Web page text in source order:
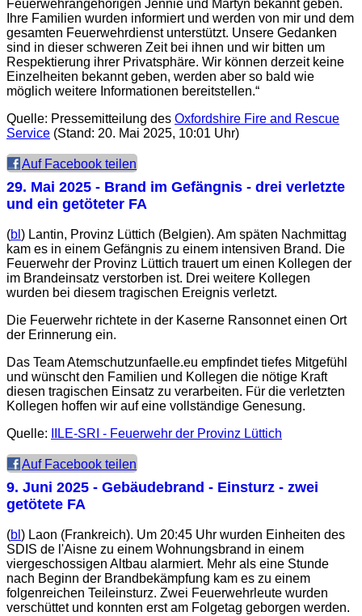
Feuerwehrangehörigen Jennie und Martyn bekannt geben.
Ihre Familien wurden informiert und werden von mir und dem
gesamten Feuerwehrdienst unterstützt. Unsere Gedanken
sind in dieser schweren Zeit bei ihnen und wir bitten um
Respektierung ihrer Privatsphäre. Wir können derzeit keine
Einzelheiten bekannt geben, werden aber so bald wie
möglich weitere Informationen bereitstellen.“
Quelle: Pressemitteilung des Oxfordshire Fire and Rescue
Service (Stand: 20. Mai 2025, 10:01 Uhr)
Auf Facebook teilen
29. Mai 2025 - Brand im Gefängnis - drei verletzte
und ein getöteter FA
(bl ) Lantin, Provinz Lüttich (Belgien). Am späten Nachmittag
kam es in einem Gefängnis zu einem intensiven Brand. Die
Feuerwehr der Provinz Lüttich trauert um einen Kollegen der
im Brandeinsatz verstorben ist. Drei weitere Kollegen
wurden bei diesem tragischen Ereignis verletzt.
Die Feuerwehr richtete in der Kaserne Ransonnet einen Ort
der Erinnerung ein.
Das Team Atemschutzunfaelle.eu empfindet tiefes Mitgefühl
und wünscht den Familien und Kollegen die nötige Kraft
diesen tragischen Einsatz zu verarbeiten. Für die verletzten
Kollegen hoffen wir auf eine vollständige Genesung.
Quelle:
IILE-SRI - Feuerwehr der Provinz Lüttich
Auf Facebook teilen
9. Juni 2025 - Gebäudebrand - Einsturz - zwei
getötete FA
(bl ) Laon (Frankreich). Um 20:45 Uhr wurden Einheiten des
SDIS de l'Aisne zu einem Wohnungsbrand in einem
viergeschossigen Altbau alarmiert. Mehr als eine Stunde
nach Beginn der Brandbekämpfung kam es zu einem
folgenreichen Teileinsturz. Zwei Feuerwehrleute wurden
verschüttet und konnten erst am Folgetag geborgen werden.